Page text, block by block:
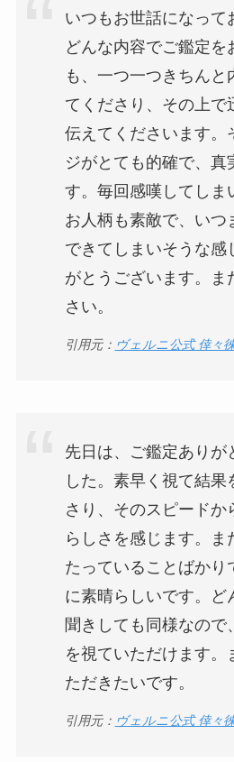
いつもお世話になって
どんな内容でご鑑定を
も、一つ一つきちんと
てくださり、その上で
伝えてくださいます。
ジがとても的確で、真
す。毎回感嘆してしま
お人柄も素敵で、いつ
できてしまいそうな感
がとうございます。ま
さい。
引用元： ヴェルニ公式 倖々
先日は、ご鑑定ありが
した。素早く視て結果
さり、そのスピードか
らしさを感じます。ま
たっていることばかり
に素晴らしいです。ど
聞きしても同様なので
を視ていただけます。
ただきたいです。
引用元： ヴェルニ公式 倖々